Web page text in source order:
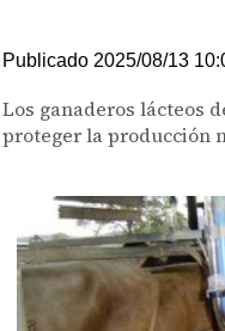
Publicado 2025/08/13
Los ganaderos lácteos
proteger la producción